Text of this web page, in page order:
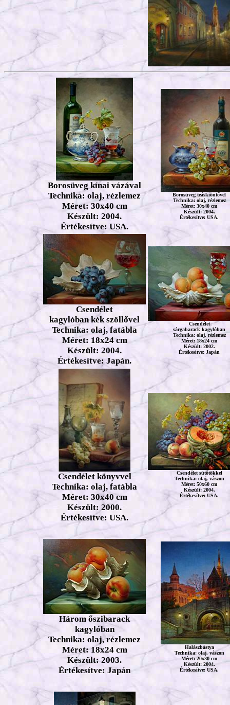
Borosüveg kínai vázával
Technika: olaj, rézlemez
Méret: 30x40 cm
Készült: 2004.
Értékesítve: USA.
Borosüveg teáskiöntővel
Technika: olaj, rézlemez
Méret: 30x40 cm
Készült: 2004.
Értékesítve: USA.
Csendélet
kagylóban kék szöllővel
Technika: olaj, fatábla
Méret: 18x24 cm
Készült: 2004.
Értékesítve: Japán.
Csendélet
sárgabarack kagylóban
Technika: olaj, rézlemez
Méret: 18x24 cm
Készült: 2002.
Értékesítve: Japán
Csendélet könyvvel
Technika: olaj, fatábla
Méret: 30x40 cm
Készült: 2000.
Értékesítve: USA.
Csendéletsütőtökkel
Technika: olaj, vászon
Méret: 50x60 cm
Készült: 2004.
Értékesítve: USA.
Három őszibarack
kagylóban
Technika: olaj, rézlemez
Méret: 18x24 cm
Készült: 2003.
Értékesítve: Japán
Halászbástya
Technika: olaj, vászon
Méret: 20x30 cm
Készült: 2004.
Értékesítve: USA.